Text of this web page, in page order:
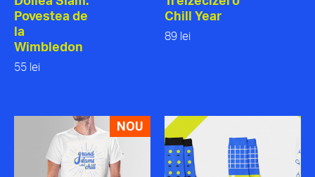
Povestea de
la
Wimbledon
55 lei
Chill Year
89 lei
NOU